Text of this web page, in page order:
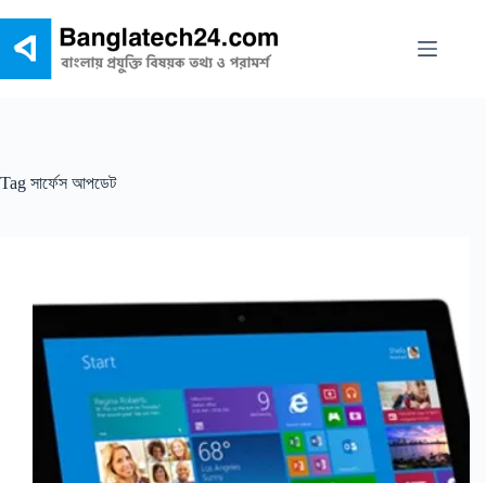
content
Tag সার্ফেস আপডেট